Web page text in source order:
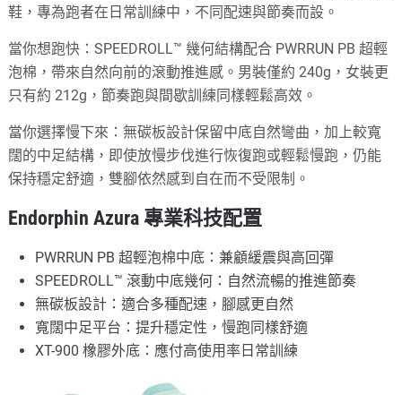
鞋，專為跑者在日常訓練中，不同配速與節奏而設。
當你想跑快：SPEEDROLL™ 幾何結構配合 PWRRUN PB 超輕
泡棉，帶來自然向前的滾動推進感。男裝僅約 240g，女裝更
只有約 212g，節奏跑與間歇訓練同樣輕鬆高效。
當你選擇慢下來：無碳板設計保留中底自然彎曲，加上較寬
闊的中足結構，即使放慢步伐進行恢復跑或輕鬆慢跑，仍能
保持穩定舒適，雙腳依然感到自在而不受限制。
Endorphin Azura 專業科技配置
PWRRUN PB 超輕泡棉中底：兼顧緩震與高回彈
SPEEDROLL™ 滾動中底幾何：自然流暢的推進節奏
無碳板設計：適合多種配速，腳感更自然
寬闊中足平台：提升穩定性，慢跑同樣舒適
XT-900 橡膠外底：應付高使用率日常訓練